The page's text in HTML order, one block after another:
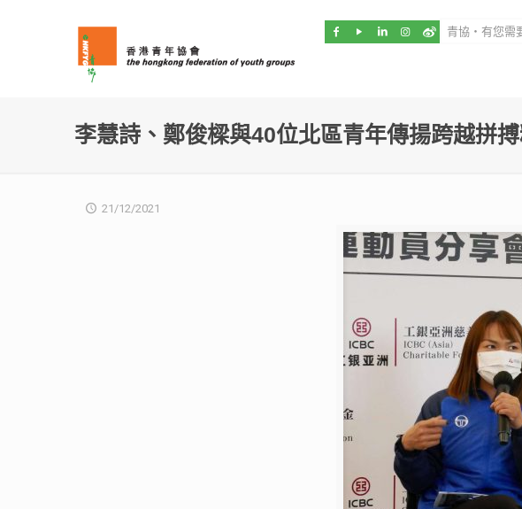
李慧詩、鄭俊樑與40位北區青年傳揚跨越拼
21/12/2021